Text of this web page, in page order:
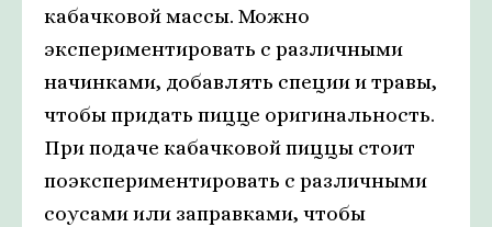
кабачковой массы. Можно
экспериментировать с различными
начинками, добавлять специи и травы,
чтобы придать пицце оригинальность.
При подаче кабачковой пиццы стоит
поэкспериментировать с различными
соусами или заправками, чтобы